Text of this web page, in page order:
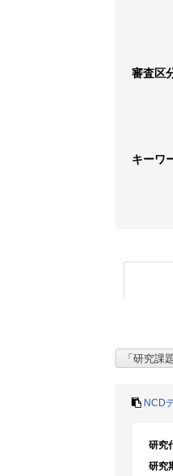
審査区
キーワ
NCD
研究
研究